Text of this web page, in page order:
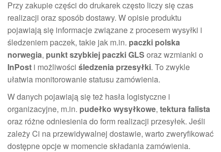
Przy zakupie części do drukarek często liczy się czas
realizacji oraz sposób dostawy. W opisie produktu
pojawiają się informacje związane z procesem wysyłki i
śledzeniem paczek, takie jak m.in. paczki polska
norwegia, punkt szybkiej paczki GLS oraz wzmianki o
InPost i możliwości śledzenia przesyłki. To zwykle
ułatwia monitorowanie statusu zamówienia.
W danych pojawiają się też hasła logistyczne i
organizacyjne, m.in. pudełko wysyłkowe, tektura falista
oraz różne odniesienia do form realizacji przesyłek. Jeśli
zależy Ci na przewidywalnej dostawie, warto zweryfikować
dostępne opcje w momencie składania zamówienia.